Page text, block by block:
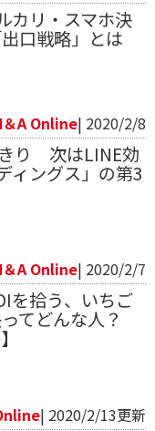
カリ・スマホ決
口戦略」とは
＆A Online| 2020/2/8
り 次はLINE効
ィングス」の第3
＆A Online| 2020/2/7
を拾う、いちご
てどんな人？
| 2020/2/13更新